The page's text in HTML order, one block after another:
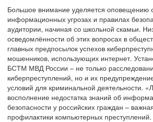
Большое внимание уделяется оповещению
информационных угрозах и правилах
аудитории, начиная со школьной скамьи.
осведомлённости об этих вопросах в
главных предпосылок успехов
мошенников, использующих интернет.
БСТМ МВД России – не только
киберпреступлений, но и их
условий для криминальной деятельности.
восполнение недостатка знаний об
безопасности у российских граждан –
профилактики компьютерных преступлений.